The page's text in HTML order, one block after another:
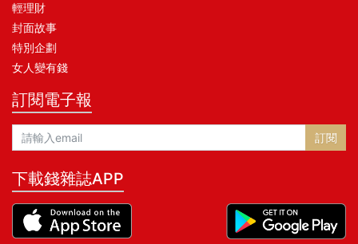
輕理財
封面故事
特別企劃
女人變有錢
訂閱電子報
訂閱
下載錢雜誌APP